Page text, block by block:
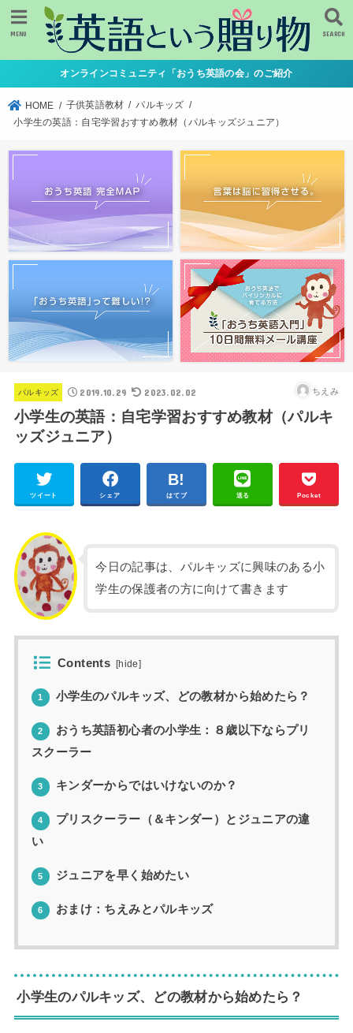
SEARCH
MENU
オンラインコミュニティ「おうち英語の会」のご紹介
HOME 子供英語教材
パルキッズ
小学生の英語：自宅学習おすすめ教材（パルキッズジュニア）
パルキッズ 2019.10.29 2023.02.02 ちえみ
小学生の英語：自宅学習おすすめ教材（パルキ
ッズジュニア）
ツイート シェア はてブ 送る Pocket
今日の記事は、パルキッズに興味のある小
学生の保護者の方に向けて書きます
Contents [hide]
1 小学生のパルキッズ、どの教材から始めたら？
2
おうち英語初心者の小学生：８歳以下ならプリ
スクーラー
3 キンダーからではいけないのか？
4
プリスクーラー（＆キンダー）とジュニアの違
い
5 ジュニアを早く始めたい
6 おまけ：ちえみとパルキッズ
小学生のパルキッズ、どの教材から始めたら？